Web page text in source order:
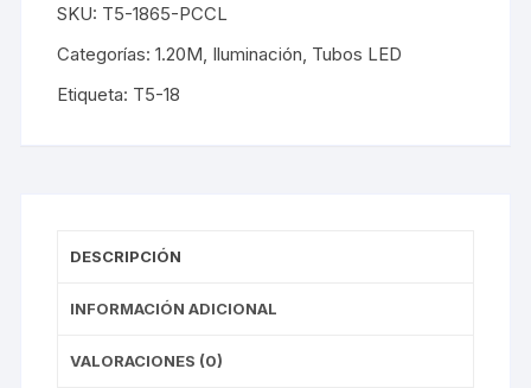
SKU: T5-1865-PCCL
Categorías:1.20M Iluminación Tubos LED
Etiqueta: T5-18
DESCRIPCIÓN
INFORMACIÓN ADICIONAL
VALORACIONES (0)